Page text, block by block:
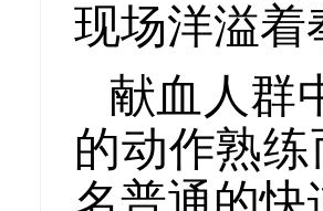
现场洋溢着
献血人群
的动作熟